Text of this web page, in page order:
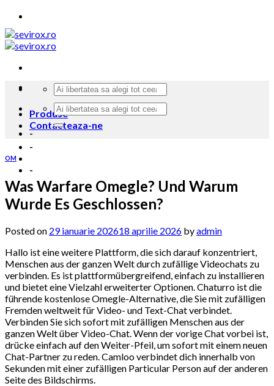
Skip
to
content
Produse
Contacteaza-ne
-
-
-
OM
Was Warfare Omegle? Und Warum
Wurde Es Geschlossen?
Posted on 29 ianuarie 202618 aprilie 2026 byadmin
Hallo ist eine weitere Plattform, die sich darauf konzentriert,
Menschen aus der ganzen Welt durch zufällige Videochats zu
verbinden. Es ist plattformübergreifend, einfach zu installieren
und bietet eine Vielzahl erweiterter Optionen. Chaturro ist die
führende kostenlose Omegle-Alternative, die Sie mit zufälligen
Fremden weltweit für Video- und Text-Chat verbindet.
Verbinden Sie sich sofort mit zufälligen Menschen aus der
ganzen Welt über Video-Chat. Wenn der vorige Chat vorbei ist,
drücke einfach auf den Weiter-Pfeil, um sofort mit einem neuen
Chat-Partner zu reden. Camloo verbindet dich innerhalb von
Sekunden mit einer zufälligen Particular Person auf der anderen
Seite des Bildschirms.